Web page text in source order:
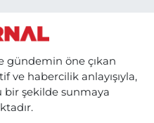
gündemin öne çıkan
ve habercilik anlayışıyla,
bir şekilde sunmaya